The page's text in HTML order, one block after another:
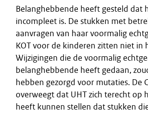
Belanghebbende heeft gesteld dat
incompleet is. De stukken met
aanvragen van haar voormalig
KOT voor de kinderen zitten niet in
Wijzigingen die de voormalig
belanghebbende heeft gedaan,
hebben gezorgd voor mutaties. De
overweegt dat UHT zich terecht op
heeft kunnen stellen dat stukken